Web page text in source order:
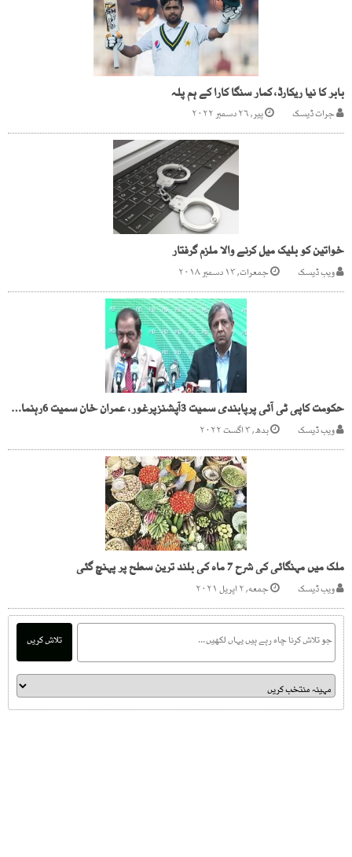
بابر کا نیا ریکارڈ، کمار سنگا کارا کے ہم پلہ
جرات ڈیسک پیر, ۲۶ دسمبر ۲۰۲۲
خواتین کو بلیک میل کرنے والا ملزم گرفتار
ویب ڈیسک جمعرات, ۱۳ دسمبر ۲۰۱۸
حکومت کاپی ٹی آئی پرپابندی سمیت 3آپشنزپرغور، عمران خان سمیت 6رہنمائو ں کے نام، ای سی ایل میں شامل کرنے کا فیصلہ
ویب ڈیسک بدھ, ۳ اگست ۲۰۲۲
ملک میں مہنگائی کی شرح 7 ماہ کی بلند ترین سطح پر پہنچ گئی
ویب ڈیسک جمعه, ۲ اپریل ۲۰۲۱
تلاش کریں